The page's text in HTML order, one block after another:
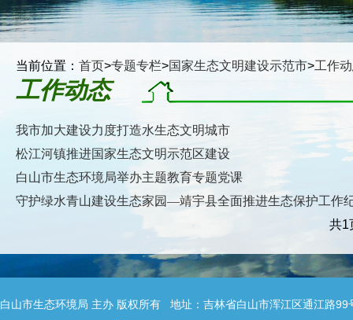
当前位置： 首页>专题专栏>国家生态文明建设示范市>工作
工作动态
我市加大建设力度打造水生态文明城市
松江河镇推进国家生态文明示范区建设
白山市生态环境局举办主题教育专题党课
守护绿水青山建设生态家园—靖宇县全面推进生态保护工作
共1
白山市生态环境局 主办 版权所有 地址：吉林省白山市浑江区通江路